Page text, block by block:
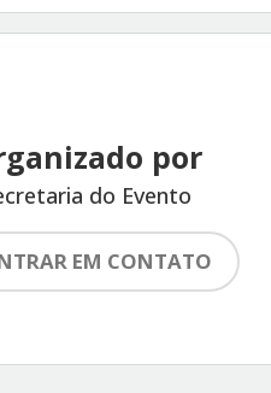
por
do Evento
EM CONTATO